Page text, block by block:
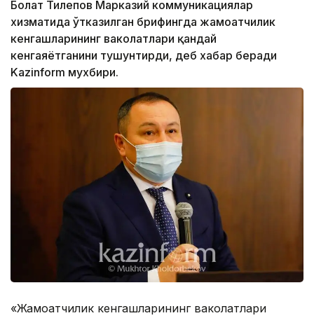
Болат Тилепов Марказий коммуникациялар
хизматида ўтказилган брифингда жамоатчилик
кенгашларининг ваколатлари қандай
кенгаяётганини тушунтирди, деб хабар беради
Kazinform мухбири.
«Жамоатчилик кенгашларининг ваколатлари